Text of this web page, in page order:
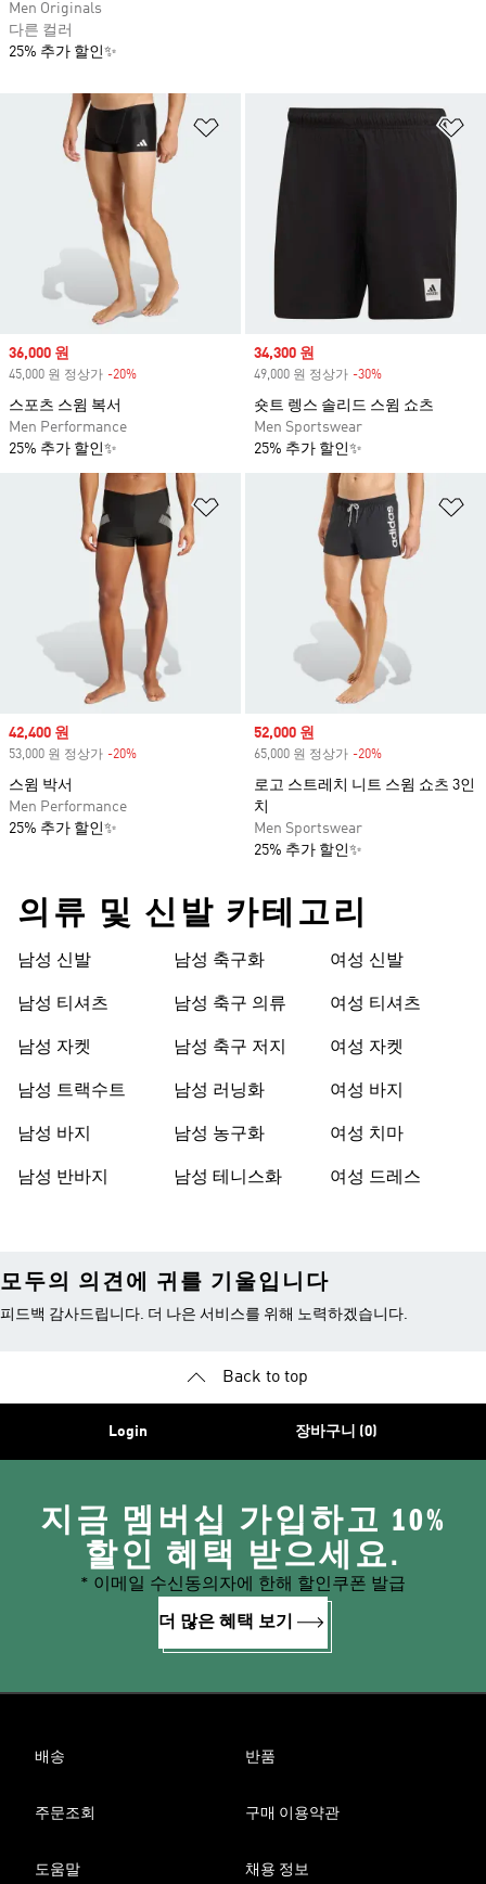
위시리스트 담기
Sale price
36,000 원
45,000 원 정상가 -20%
스포츠 스윔 복서
Men Performance
25% 추가 할인✨
Sale price
34,300 원
49,000 원 정상가 -30%
숏트 렝스 솔리드 스윔 쇼츠
Men Sportswear
25% 추가 할인✨
위시리스트 담기
Sale price
42,400 원
53,000 원 정상가 -20%
스윔 박서
Men Performance
25% 추가 할인✨
Sale price
52,000 원
65,000 원 정상가 -20%
로고 스트레치 니트 스윔 쇼츠 3인
치
Men Sportswear
25% 추가 할인✨
Men Originals
다른 컬러
25% 추가 할인✨
의류 및 신발 카테고리
남성 신발
남성 티셔츠
남성 자켓
남성 트랙수트
남성 바지
남성 반바지
남성 축구화
남성 축구 의류
남성 축구 저지
남성 러닝화
남성 농구화
남성 테니스화
여성 신발
여성 티셔츠
여성 자켓
여성 바지
여성 치마
여성 드레스
모두의 의견에 귀를 기울입니다
피드백 감사드립니다. 더 나은 서비스를 위해 노력하겠습니다.
Back to top
Login 장바구니 (0)
지금 멤버십 가입하고 10%
할인 혜택 받으세요.
* 이메일 수신동의자에 한해 할인쿠폰 발급
더 많은 혜택 보기
배송 반품
주문조회 구매 이용약관
도움말 채용 정보